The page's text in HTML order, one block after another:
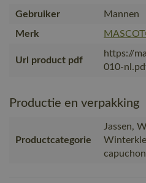
Gebruiker
Mannen
Merk
Url product pdf
https://
010-
Productie en verpakking
Productcategorie
Jassen,
capuchon